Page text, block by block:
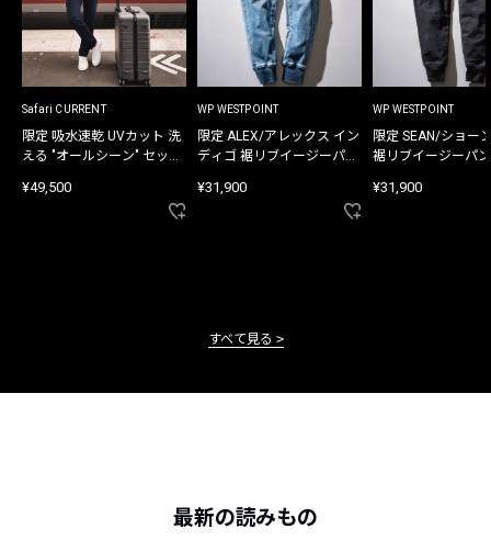
Safari CURRENT
限定 吸水速乾 UVカット 洗
える "オールシーン" セット
¥49,500
WP WESTPOINT
限定 ALEX/アレックス イン
ディゴ 裾リブイージーパン
¥31,900
WP WESTPOINT
限定 SEAN/ショー
裾リブイージーパ
¥31,900
すべて見る
最新の読みもの